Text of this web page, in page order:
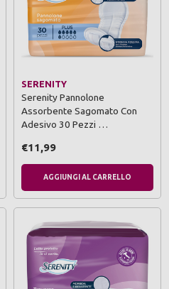
SERENITY
Serenity Pannolone
Assorbente Sagomato Con
Adesivo 30 Pezzi …
€11,99
AGGIUNGI AL CARRELLO